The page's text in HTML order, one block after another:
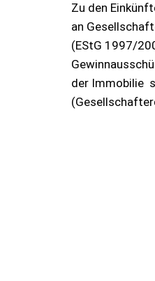
Zu den
an
(EStG 1997/
der Immobilie